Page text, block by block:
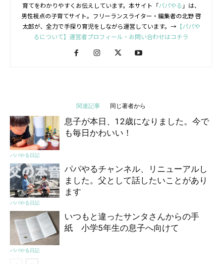
育てをわかりやすくお伝えしています。本サイト「パパやる 」は、
男性視点の子育てサイト。フリーランスライター・編集者の北野 啓
太郎が、全力で手探り育児をしながら運営しています。→【パパや
るについて】運営者プロフィール・お問い合わせはコチラ
関連記事 同じ著者から
パパやる日記
息子が本日、12歳になりました。今で
も毎日かわいい！
パパやる日記
パパやるチャンネル、リニューアルし
ました。父として話したいことがあり
ます
パパやる日記
いつもと違ったサンタさんからの手
紙 小学5年生の息子へ向けて